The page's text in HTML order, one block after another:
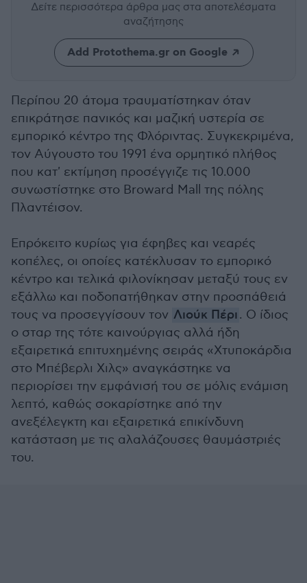
Δείτε περισσότερα άρθρα μας στα αποτελέσματα
αναζήτησης
Add Protothema.gr on Google
Περίπου 20 άτομα τραυματίστηκαν όταν
επικράτησε πανικός και μαζική υστερία σε
εμπορικό κέντρο της Φλόριντας. Συγκεκριμένα,
τον Αύγουστο του 1991 ένα ορμητικό πλήθος
που κατ' εκτίμηση προσέγγιζε τις 10.000
συνωστίστηκε στο Broward Mall της πόλης
Πλαντέισον.
Επρόκειτο κυρίως για έφηβες και νεαρές
κοπέλες, οι οποίες κατέκλυσαν το εμπορικό
κέντρο και τελικά φιλονίκησαν μεταξύ τους εν
εξάλλω και ποδοπατήθηκαν στην προσπάθειά
τους να προσεγγίσουν τον Λιούκ Πέρι. Ο ίδιος
ο σταρ της τότε καινούργιας αλλά ήδη
εξαιρετικά επιτυχημένης σειράς «Χτυποκάρδια
στο Μπέβερλι Χιλς» αναγκάστηκε να
περιορίσει την εμφάνισή του σε μόλις ενάμιση
λεπτό, καθώς σοκαρίστηκε από την
ανεξέλεγκτη και εξαιρετικά επικίνδυνη
κατάσταση με τις αλαλάζουσες θαυμάστριές
του.